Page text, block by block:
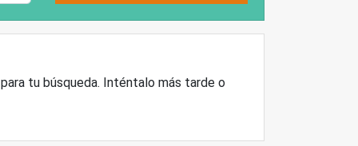
tu búsqueda. Inténtalo más tarde o